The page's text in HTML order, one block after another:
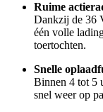
Ruime
Dankzij de 36
één volle
toertochten.
Snelle
Binnen 4 tot 5
snel weer op